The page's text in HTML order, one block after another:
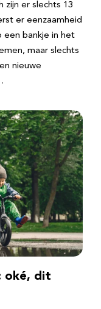
zijn er slechts 13
er eenzaamheid
een bankje in het
maar slechts
nieuwe
oké, dit